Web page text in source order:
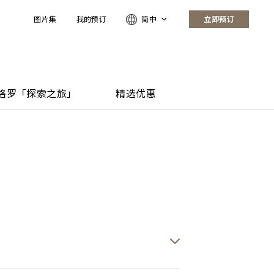
图片集 我的预订 简中 立即预订
罗「探索之旅」 精选优惠